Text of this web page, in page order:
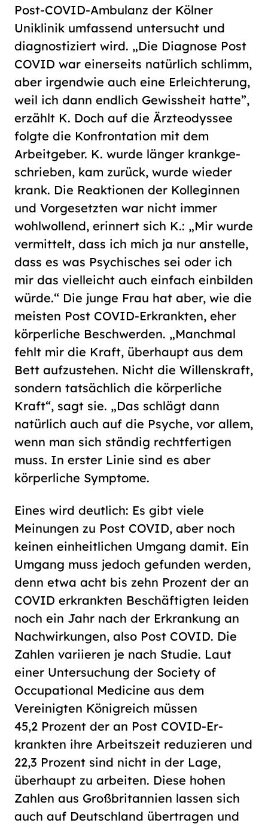
Post-COVID-Ambulanz der Kölner
Uniklinik umfassend untersucht und
diagnostiziert wird. „Die Diagnose Post
COVID war einerseits natürlich schlimm,
aber irgendwie auch eine Erleichterung,
weil ich dann endlich Gewissheit hatte”,
erzählt K. Doch auf die Ärz­te­odys­see
folgte die Konfrontation mit dem
Arbeitgeber. K. wurde länger krank­ge­
schrie­ben, kam zurück, wurde wieder
krank. Die Reaktionen der Kol­le­gin­nen
und Vorgesetzten war nicht immer
wohlwollend, erinnert sich K.: „Mir wurde
vermittelt, dass ich mich ja nur anstelle,
dass es was Psychisches sei oder ich
mir das vielleicht auch einfach einbilden
würde.“ Die junge Frau hat aber, wie die
meisten Post COVID-Erkrankten, eher
körperliche Beschwerden. „Manchmal
fehlt mir die Kraft, überhaupt aus dem
Bett aufzustehen. Nicht die Willenskraft,
sondern tatsächlich die körperliche
Kraft“, sagt sie. „Das schlägt dann
natürlich auch auf die Psyche, vor allem,
wenn man sich ständig rechtfertigen
muss. In erster Linie sind es aber
körperliche Symptome.
Eines wird deutlich: Es gibt viele
Meinungen zu Post COVID, aber noch
keinen einheitlichen Umgang damit. Ein
Umgang muss jedoch gefunden werden,
denn etwa acht bis zehn Prozent der an
COVID erkrankten Beschäftigten leiden
noch ein Jahr nach der Erkrankung an
Nachwirkungen, also Post COVID. Die
Zahlen va­ri­ie­ren je nach Studie. Laut
einer Untersuchung der Society of
Occupational Medicine aus dem
Vereinigten Königreich müssen
45,2 Prozent der an Post COVID-Er­
krank­ten ihre Arbeitszeit reduzieren und
22,3 Prozent sind nicht in der Lage,
überhaupt zu arbeiten. Diese hohen
Zahlen aus Großbritannien lassen sich
auch auf Deutsch­land übertragen und